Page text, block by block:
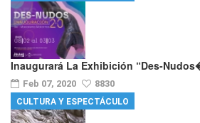
Inaugurará La Exhibición “Des-
Feb 07, 2020 8830
CULTURA Y ESPECTÁCULO